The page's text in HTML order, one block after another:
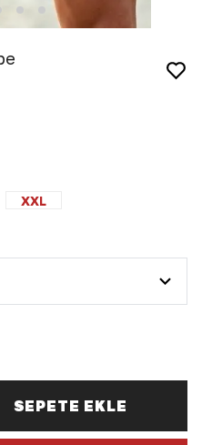
XXL
SEPETE EKLE